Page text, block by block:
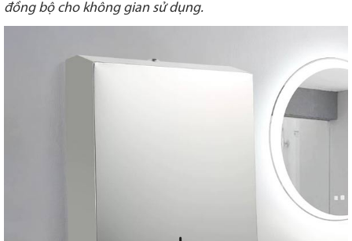
đồng bộ cho không gian sử dụng.